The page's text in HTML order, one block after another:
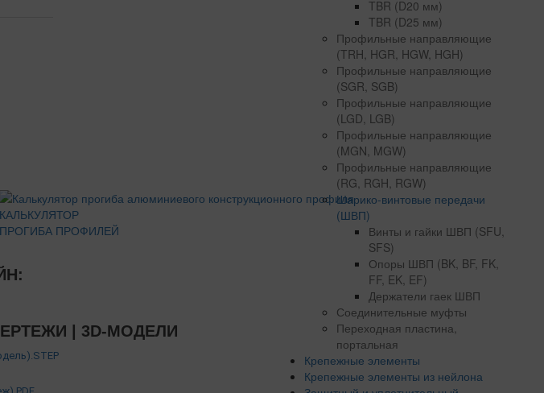
КАЛЬКУЛЯТОР
ПРОГИБА ПРОФИЛЕЙ
| 3D-МОДЕЛИ
TBR (D20 мм)
TBR (D25 мм)
Профильные направляющие
(TRH, HGR, HGW, HGH)
Профильные направляющие
(SGR, SGB)
Профильные направляющие
(LGD, LGB)
Профильные направляющие
(MGN, MGW)
Профильные направляющие
(RG, RGH, RGW)
Шарико-винтовые передачи
(ШВП)
Винты и гайки ШВП (SFU,
SFS)
Опоры ШВП (BK, BF, FK,
FF, EK, EF)
Держатели гаек ШВП
Соединительные муфты
Переходная пластина,
портальная
Крепежные элементы
Крепежные элементы из нейлона